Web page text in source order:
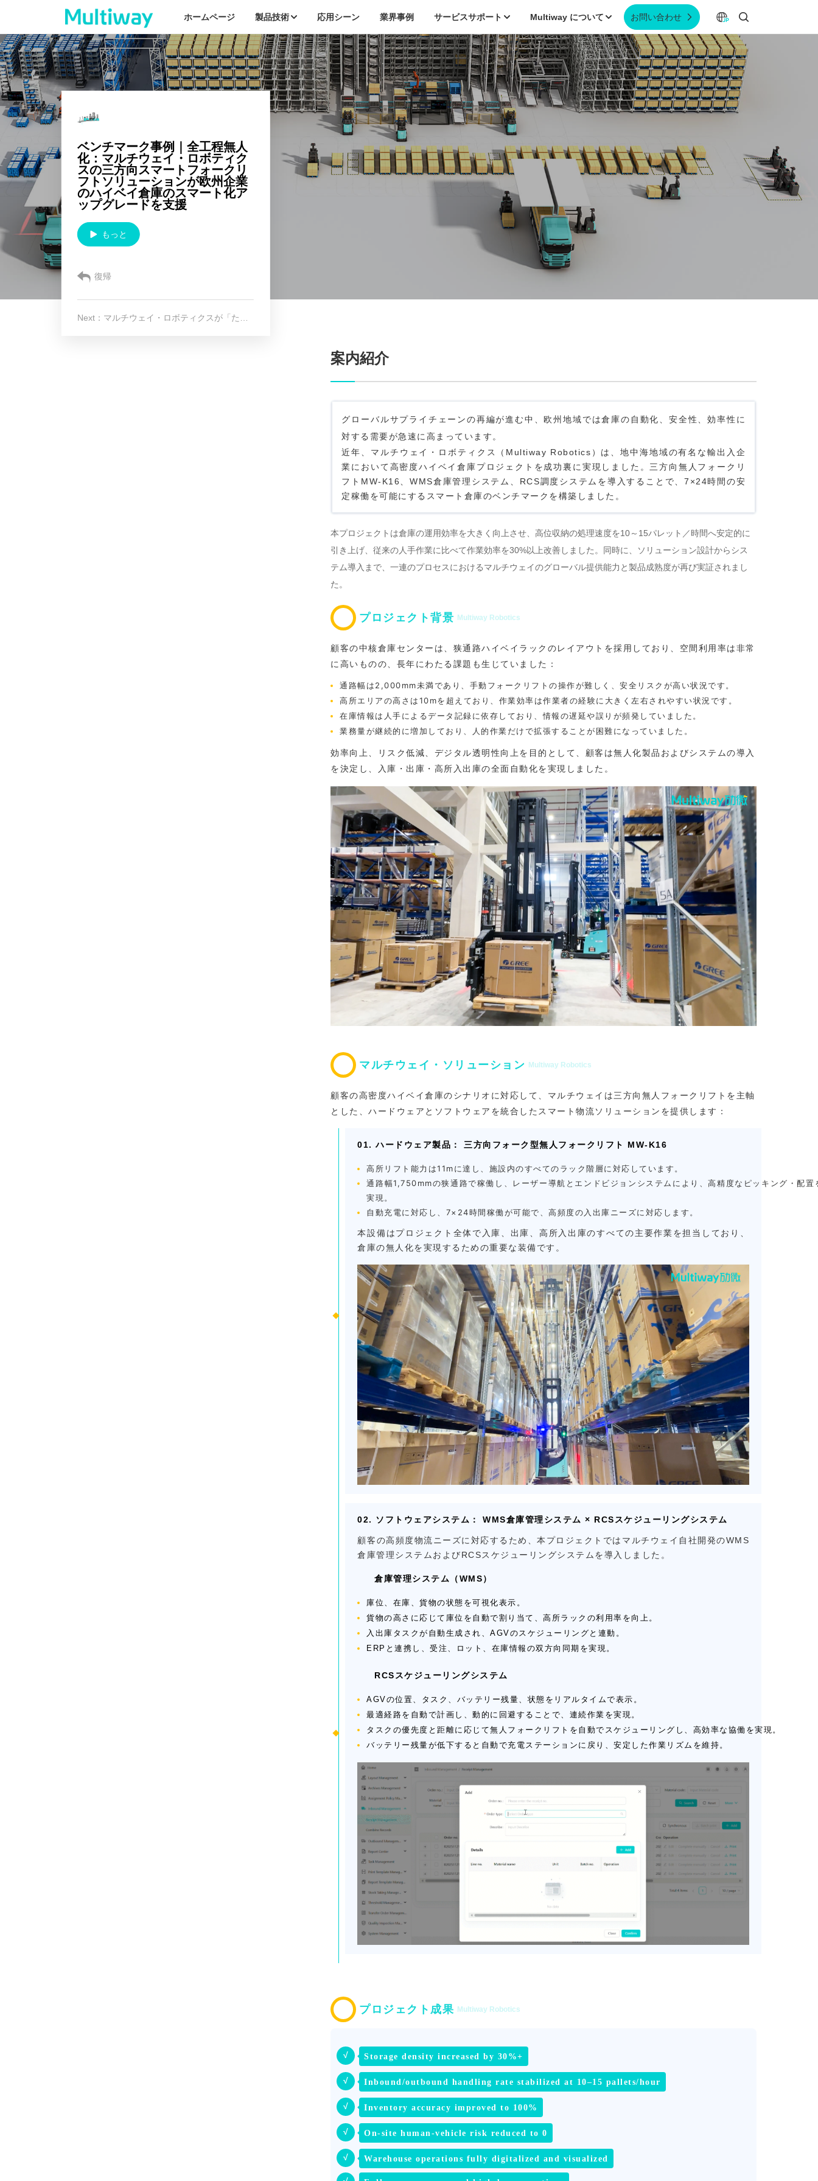
ホームページ 製品技術 応用シーン 業界事例 サービスサポート Multiway について お問い合わせ
ホームページ
製品技術
応用シーン
業界事例
サービスサポート
Multiway について
KR ES
ベンチマーク事例｜全工程無人
化：マルチウェイ・ロボティク
スの三方向スマートフォークリ
フトソリューションが欧州企業
のハイベイ倉庫のスマート化ア
ップグレードを支援
もっと
復帰
案内紹介
グローバルサプライチェーンの再編が進む中、欧州地域では倉庫の自動化、安全性、効率性に
対する需要が急速に高まっています。
近年、マルチウェイ・ロボティクス（Multiway Robotics）は、地中海地域の有名な輸出入企
業において高密度ハイベイ倉庫プロジェクトを成功裏に実現しました。三方向無人フォークリ
フトMW-K16、WMS倉庫管理システム、RCS調度システムを導入することで、7×24時間の安
定稼働を可能にするスマート倉庫のベンチマークを構築しました。
本プロジェクトは倉庫の運用効率を大きく向上させ、高位収納の処理速度を10～15パレット／時間へ安定的に
引き上げ、従来の人手作業に比べて作業効率を30%以上改善しました。同時に、ソリューション設計からシス
テム導入まで、一連のプロセスにおけるマルチウェイのグローバル提供能力と製品成熟度が再び実証されまし
た。
プロジェクト背景 Multiway Robotics
顧客の中核倉庫センターは、狭通路ハイベイラックのレイアウトを採用しており、空間利用率は非常
に高いものの、長年にわたる課題も生じていました ：
通路幅は2,000mm未満であり、手動フォークリフトの操作が難しく、安全リスクが高い状況です。
高所エリアの高さは10mを超えており、作業効率は作業者の経験に大きく左右されやすい状況です。
在庫情報は人手によるデータ記録に依存しており、情報の遅延や誤りが頻発していました。
業務量が継続的に増加しており、人的作業だけで拡張することが困難になっていました。
効率向上、リスク低減、デジタル透明性向上を目的として、顧客は無人化製品およびシステムの導入
を決定し、入庫・出庫・高所入出庫の全面自動化を実現しました。
マルチウェイ・ソリューション Multiway Robotics
顧客の高密度ハイベイ倉庫のシナリオに対応して、マルチウェイは三方向無人フォークリフトを主軸
とした、ハードウェアとソフトウェアを統合したスマート物流ソリューションを提供します：
01. ハードウェア製品： 三方向フォーク型無人フォークリフト MW-K16
高所リフト能力は11mに達し、施設内のすべてのラック階層に対応しています。
通路幅1,750mmの狭通路で稼働し、レーザー導航とエンドビジョンシステムにより、高精度なピッキング・配置
実現。
自動充電に対応し、7×24時間稼働が可能で、高頻度の入出庫ニーズに対応します。
本設備はプロジェクト全体で入庫、出庫、高所入出庫のすべての主要作業を担当しており、
倉庫の無人化を実現するための重要な装備です。
02. ソフトウェアシステム： WMS倉庫管理システム × RCSスケジューリングシステム
顧客の高頻度物流ニーズに対応するため、本プロジェクトではマルチウェイ自社開発のWMS
倉庫管理システムおよびRCSスケジューリングシステムを導入しました。
倉庫管理システム（WMS）
庫位、在庫、貨物の状態を可視化表示。
貨物の高さに応じて庫位を自動で割り当て、高所ラックの利用率を向上。
入出庫タスクが自動生成され、AGVのスケジューリングと連動。
ERPと連携し、受注、ロット、在庫情報の双方向同期を実現。
RCSスケジューリングシステム
AGVの位置、タスク、バッテリー残量、状態をリアルタイムで表示。
最適経路を自動で計画し、動的に回避することで、連続作業を実現。
タスクの優先度と距離に応じて無人フォークリフトを自動でスケジューリングし、高効率な協働を実現。
バッテリー残量が低下すると自動で充電ステーションに戻り、安定した作業リズムを維持。
プロジェクト成果 Multiway Robotics
√ Storage density increased by 30%+
√ Inbound/outbound handling rate stabilized at 10–15 pallets/hour
√ Inventory accuracy improved to 100%
√ On-site human-vehicle risk reduced to 0
√ Warehouse operations fully digitalized and visualized